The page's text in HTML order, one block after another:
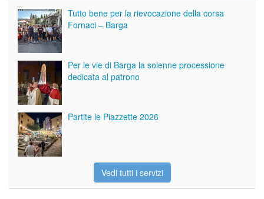
Tutto bene per la rievocazione della corsa
Fornaci – Barga
Per le vie di Barga la solenne processione
dedicata al patrono
Partite le Piazzette 2026
Vedi tutti i servizi